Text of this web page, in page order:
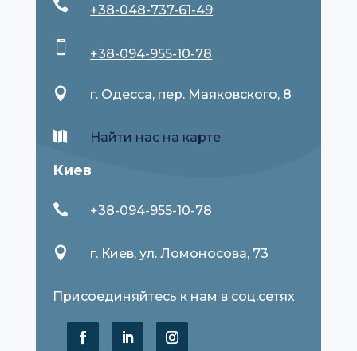
 +38-048-737-61-49
 +38-094-955-10-78
 г. Одесса, пер. Маяковского, 8
 Найти нас на карте
Киев
 +38-094-955-10-78
 г. Киев, ул. Ломоносова, 73
Присоединяйтесь к нам в соц.сетях